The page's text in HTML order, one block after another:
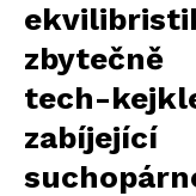
tech-